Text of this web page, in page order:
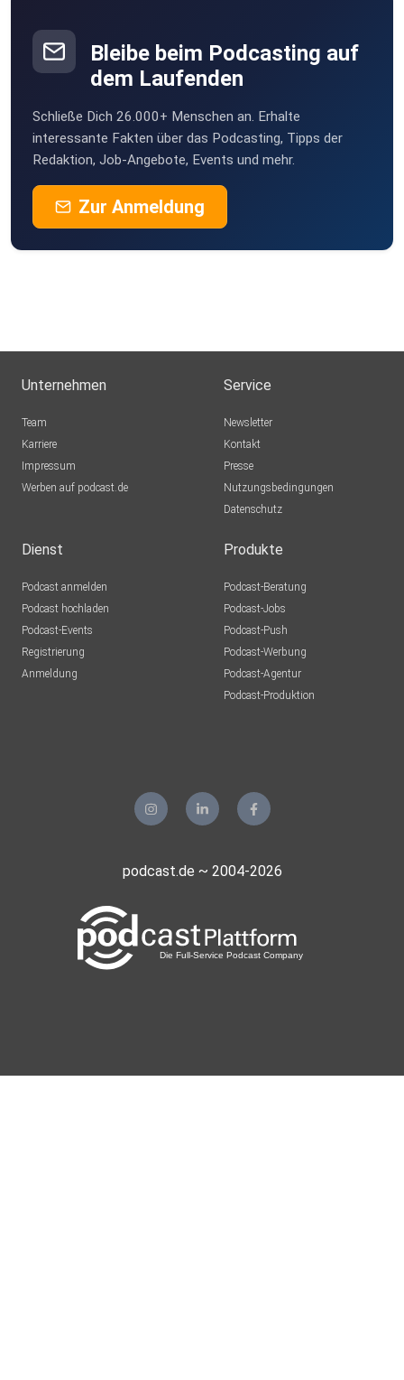
Bleibe beim Podcasting auf
dem Laufenden
Schließe Dich 26.000+ Menschen an. Erhalte
interessante Fakten über das Podcasting, Tipps der
Redaktion, Job-Angebote, Events und mehr.
Zur Anmeldung
Unternehmen
Team
Karriere
Impressum
Werben auf podcast.de
Service
Newsletter
Kontakt
Presse
Nutzungsbedingungen
Datenschutz
Dienst
Podcast anmelden
Podcast hochladen
Podcast-Events
Registrierung
Anmeldung
Produkte
Podcast-Beratung
Podcast-Jobs
Podcast-Push
Podcast-Werbung
Podcast-Agentur
Podcast-Produktion
podcast.de ~ 2004-2026